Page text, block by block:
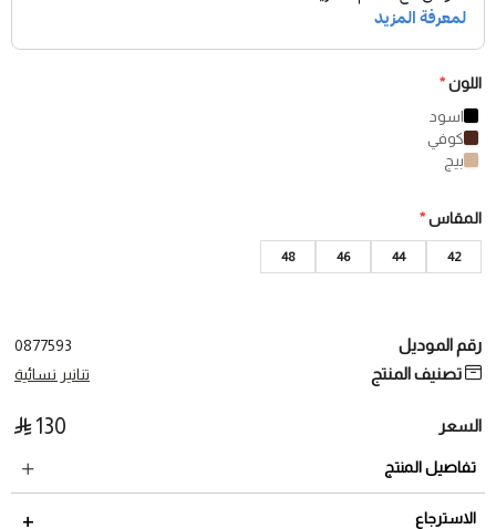
اللون*
اسود
كوفي
بيج
المقاس*
42
44
46
48
رقم الموديل 0877593
تصنيف المنتج تنانير نسائية
السعر 130
تفاصيل المنتج
الاسترجاع